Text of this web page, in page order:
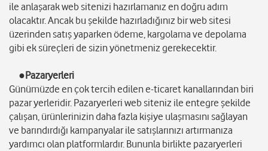
ile anlaşarak web sitenizi hazırlamanız en doğru adım
olacaktır. Ancak bu şekilde hazırladığınız bir web sitesi
üzerinden satış yaparken ödeme, kargolama ve depolama
gibi ek süreçleri de sizin yönetmeniz gerekecektir.
●Pazaryerleri
Günümüzde en çok tercih edilen e-ticaret kanallarından biri
pazar yerleridir. Pazaryerleri web siteniz ile entegre şekilde
çalışan, ürünlerinizin daha fazla kişiye ulaşmasını sağlayan
ve barındırdığı kampanyalar ile satışlarınızı artırmanıza
yardımcı olan platformlardır. Bununla birlikte pazaryerleri